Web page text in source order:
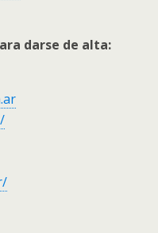
darse de alta: